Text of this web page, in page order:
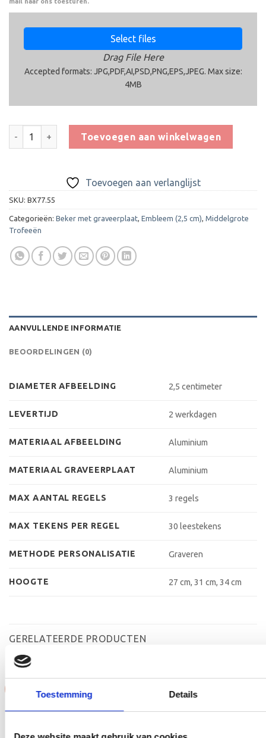
Toestemming Details
Select files
Drag File Here
Accepted formats: JPG,PDF,AI,PSD,PNG,EPS,JPEG. Max size:
4MB
Toevoegen aan winkelwagen
Toevoegen aan verlanglijst
SKU: BX77.55
Categorieën: Beker met graveerplaat Embleem (2,5 cm) Middelgrote
Trofeeën
AANVULLENDE INFORMATIE
BEOORDELINGEN (0)
DIAMETER AFBEELDING 2,5 centimeter
LEVERTIJD 2 werkdagen
MATERIAAL AFBEELDING Aluminium
MATERIAAL GRAVEERPLAAT Aluminium
MAX AANTAL REGELS 3 regels
MAX TEKENS PER REGEL 30 leestekens
METHODE PERSONALISATIE Graveren
HOOGTE 27 cm, 31 cm, 34 cm
GERELATEERDE PRODUCTEN